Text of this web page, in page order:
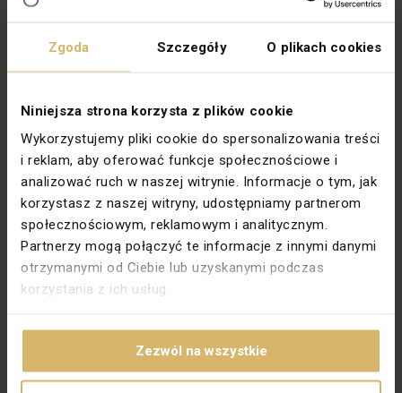
Zgoda Szczegóły O plikach cookies
Niniejsza strona korzysta z plików cookie
Wykorzystujemy pliki cookie do spersonalizowania treści
i reklam, aby oferować funkcje społecznościowe i
analizować ruch w naszej witrynie. Informacje o tym, jak
korzystasz z naszej witryny, udostępniamy partnerom
społecznościowym, reklamowym i analitycznym.
Partnerzy mogą połączyć te informacje z innymi danymi
otrzymanymi od Ciebie lub uzyskanymi podczas
korzystania z ich usług.
Zezwól na wszystkie
Barwa światła [K] 2000-3500 (ciepła)
Głębokość [mm] 110
Ilość źródeł światła
Klasa energetyczna A+
Kolor Szary
Materiał Barwione aluminium, plastik
Moc [W] 8,5
Rodzaj Zewnętrzne